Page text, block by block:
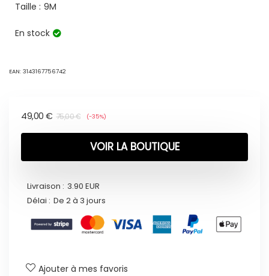
Taille : 9M
En stock
EAN: 3143167756742
75,00€
49,00 € (-35%)
VOIR LA BOUTIQUE
Livraison : 3.90 EUR
Délai : De 2 à 3 jours
Ajouter à mes favoris